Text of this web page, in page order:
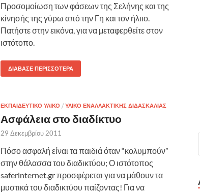
Προσομοίωση των φάσεων της Σελήνης και της
κίνησής της γύρω από την Γη και τον ήλιιο.
Πατήστε στην εικόνα, για να μεταφερθείτε στον
ιστότοπο.
ΔΙΆΒΑΣΕ ΠΕΡΙΣΣΌΤΕΡΑ
ΕΚΠΑΙΔΕΥΤΙΚΌ ΥΛΙΚΌ / ΥΛΙΚΌ ΕΝΑΛΛΑΚΤΙΚΉΣ ΔΙΔΑΣΚΑΛΊΑΣ
Ασφάλεια στο διαδίκτυο
29 Δεκεμβρίου 2011
Πόσο ασφαλή είναι τα παιδιά όταν “κολυμπούν”
στην θάλασσα του διαδικτύου; Ο ιστότοπος
saferinternet.gr προσφέρεται για να μάθουν τα
μυστικά του διαδικτύου παίζοντας! Για να